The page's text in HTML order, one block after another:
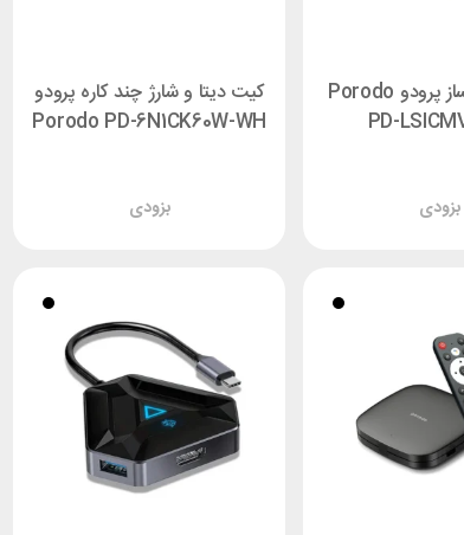
دستگاه یخ ساز پرودو Porodo
PD-
بزودی
کیت دیتا و شارژ چند کاره پرودو
Porodo PD-6N1CK60W-WH
بزودی